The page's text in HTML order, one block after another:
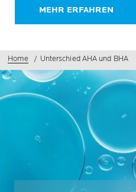
MEHR ERFAHREN
Home Unterschied AHA und BHA